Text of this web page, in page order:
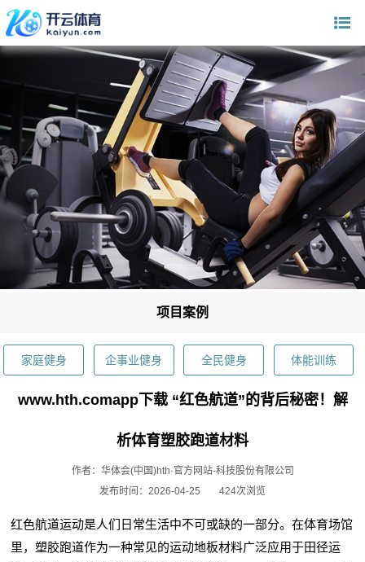
项目案例
家庭健身 企事业健身 全民健身 体能训练
www.hth.comapp下载 “红色航道”的背后秘密！解
析体育塑胶跑道材料
作者：华体会(中国)hth·官方网站-科技股份有限公司
发布时间：2026-04-25
424次浏览
红色航道运动是人们日常生活中不可或缺的一部分。在体育场馆
里，塑胶跑道作为一种常见的运动地板材料广泛应用于田径运